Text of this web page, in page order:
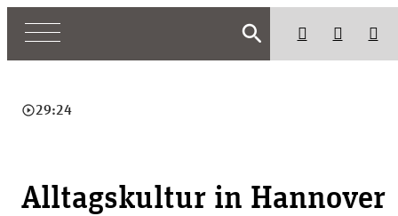
search
play_circle_outline29:24
Alltagskultur in Hannover